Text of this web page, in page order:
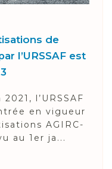
de
l’URSSAF est
l’URSSAF
en vigueur
AGIRC-
au 1er ja...